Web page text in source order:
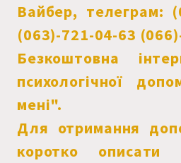
Вайбер, телеграм:
(063)-721-04-63
Безкоштовна
психологічної
мені".
Для отримання
коротко описати